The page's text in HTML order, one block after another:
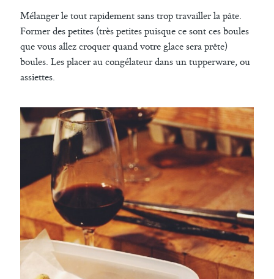
Mélanger le tout rapidement sans trop travailler la pâte.
Former des petites (très petites puisque ce sont ces boules
que vous allez croquer quand votre glace sera prête)
boules. Les placer au congélateur dans un tupperware, ou
assiettes.